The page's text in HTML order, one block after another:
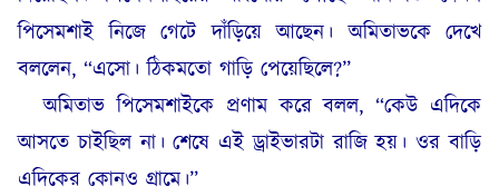
পিসেমশাই নিজে গেটে দাঁড়িয়ে আছেন। অমিতাভকে দেখে
বললেন, “এসো। ঠিকমতো গাড়ি পেয়েছিলে?”
অমিতাভ পিসেমশাইকে প্রণাম করে বলল, “কেউ এদিকে
আসতে চাইছিল না। শেষে এই ড্রাইভারটা রাজি হয়। ওর বাড়ি
এদিকের কোনও গ্রামে।”